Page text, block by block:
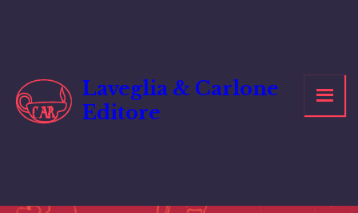
Laveglia & Carlone
Editore